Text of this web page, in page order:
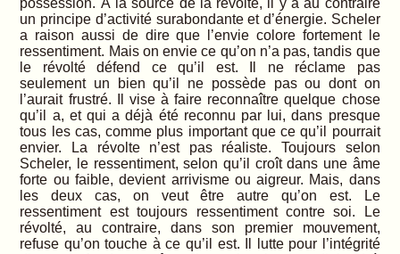
possession. À la source de la révolte, il y a au contraire
un principe d’activité surabondante et d’énergie. Scheler
a raison aussi de dire que l’envie colore fortement le
ressentiment. Mais on envie ce qu’on n’a pas, tandis que
le révolté défend ce qu’il est. Il ne réclame pas
seulement un bien qu’il ne possède pas ou dont on
l’aurait frustré. Il vise à faire reconnaître quelque chose
qu’il a, et qui a déjà été reconnu par lui, dans presque
tous les cas, comme plus important que ce qu’il pourrait
envier. La révolte n’est pas réaliste. Toujours selon
Scheler, le ressentiment, selon qu’il croît dans une âme
forte ou faible, devient arrivisme ou aigreur. Mais, dans
les deux cas, on veut être autre qu’on est. Le
ressentiment est toujours ressentiment contre soi. Le
révolté, au contraire, dans son premier mouvement,
refuse qu’on touche à ce qu’il est. Il lutte pour l’intégrité